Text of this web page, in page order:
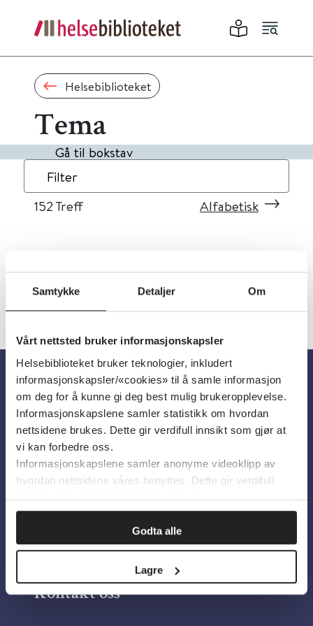
Samtykke Detaljer Om
Vårt nettsted bruker informasjonskapsler
Helsebiblioteket bruker teknologier, inkludert
informasjonskapsler/«cookies» til å samle informasjon
om deg for å kunne gi deg best mulig brukeropplevelse.
Informasjonskapslene samler statistikk om hvordan
nettsidene brukes. Dette gir verdifull innsikt som gjør at
vi kan forbedre oss.
Informasjonskapslene samler anonyme videoklipp av
hvordan nettsidene våres benyttes. Dette gir verdifull
innsikt som gjør at vi kan forbedre oss.
Godta alle
Lagre
Helsebiblioteket
Tema
Gå til bokstav
Filter
152 Treff Alfabetisk
« 1 13 14 »
Om oss
Om Helsebiblioteket
Personvern og informasjonskapsler
Tilgjengelighetserklæring
Information in English
Bilder fra Colourbox.com
Kontakt oss